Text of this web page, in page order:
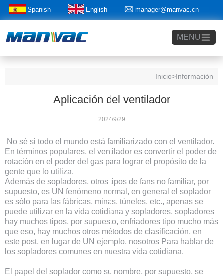
Spanish English manager@manvac.cn
+86-15014788350
MENU
Inicio>Información
Aplicación del ventilador
2024/9/29
No sé si todo el mundo está familiarizado con el ventilador.
En términos populares, el ventilador es convertir el poder de
rotación en el poder del gas para lograr el propósito de la
gente que lo utiliza.
Además de sopladores, otros tipos de fans no familiar, por
supuesto, es UN fenómeno normal, en general el soplador
es sólo para las fábricas, minas, túneles, etc., apenas se
puede utilizar en la vida cotidiana y sopladores, sopladores
hay muchos tipos, por supuesto, enfriadores tipo mucho más
que eso, hay muchos otros métodos de clasificación, en
este post, en lugar de UN ejemplo, nosotros Para hablar de
los sopladores comunes en nuestra vida cotidiana.
El papel del soplador como su nombre, por supuesto, se